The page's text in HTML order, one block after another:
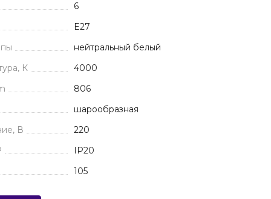
6
E27
нейтральный белый
К
4000
806
шарообразная
В
220
IP20
105